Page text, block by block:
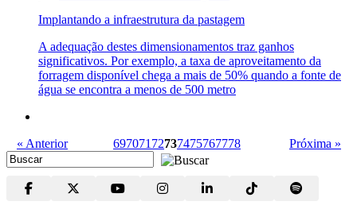
Implantando a infraestrutura da pastagem
A adequação destes dimensionamentos traz ganhos
significativos. Por exemplo, a taxa de aproveitamento da
forragem disponível chega a mais de 50% quando a fonte de
água se encontra a menos de 500 metro
« Anterior 697071 72737475767778 Próxima »